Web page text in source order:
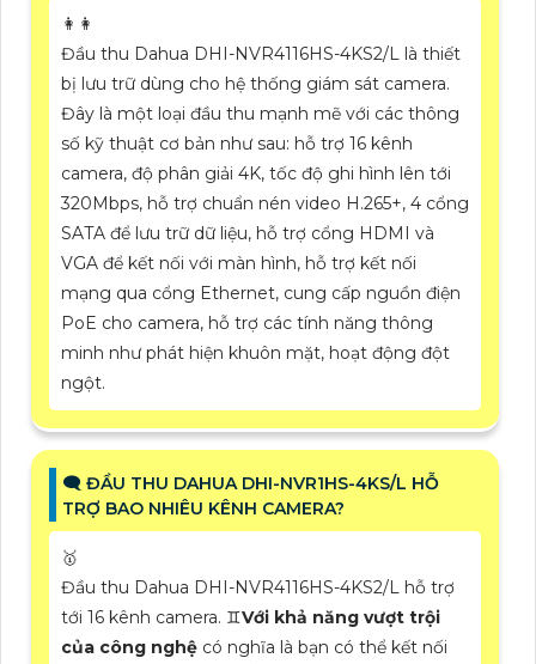
️👩‍👩
Đầu thu Dahua DHI-NVR4116HS-4KS2/L là thiết
bị lưu trữ dùng cho hệ thống giám sát camera.
Đây là một loại đầu thu mạnh mẽ với các thông
số kỹ thuật cơ bản như sau: hỗ trợ 16 kênh
camera, độ phân giải 4K, tốc độ ghi hình lên tới
320Mbps, hỗ trợ chuẩn nén video H.265+, 4 cổng
SATA để lưu trữ dữ liệu, hỗ trợ cổng HDMI và
VGA để kết nối với màn hình, hỗ trợ kết nối
mạng qua cổng Ethernet, cung cấp nguồn điện
PoE cho camera, hỗ trợ các tính năng thông
minh như phát hiện khuôn mặt, hoạt động đột
ngột.
🗨️ ĐẦU THU DAHUA DHI-NVR1HS-4KS/L HỖ
TRỢ BAO NHIÊU KÊNH CAMERA?
🥇
Đầu thu Dahua DHI-NVR4116HS-4KS2/L hỗ trợ
tới 16 kênh camera. ♊Với khả năng vượt trội
của công nghệ có nghĩa là bạn có thể kết nối